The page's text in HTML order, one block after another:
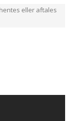
eller aftales